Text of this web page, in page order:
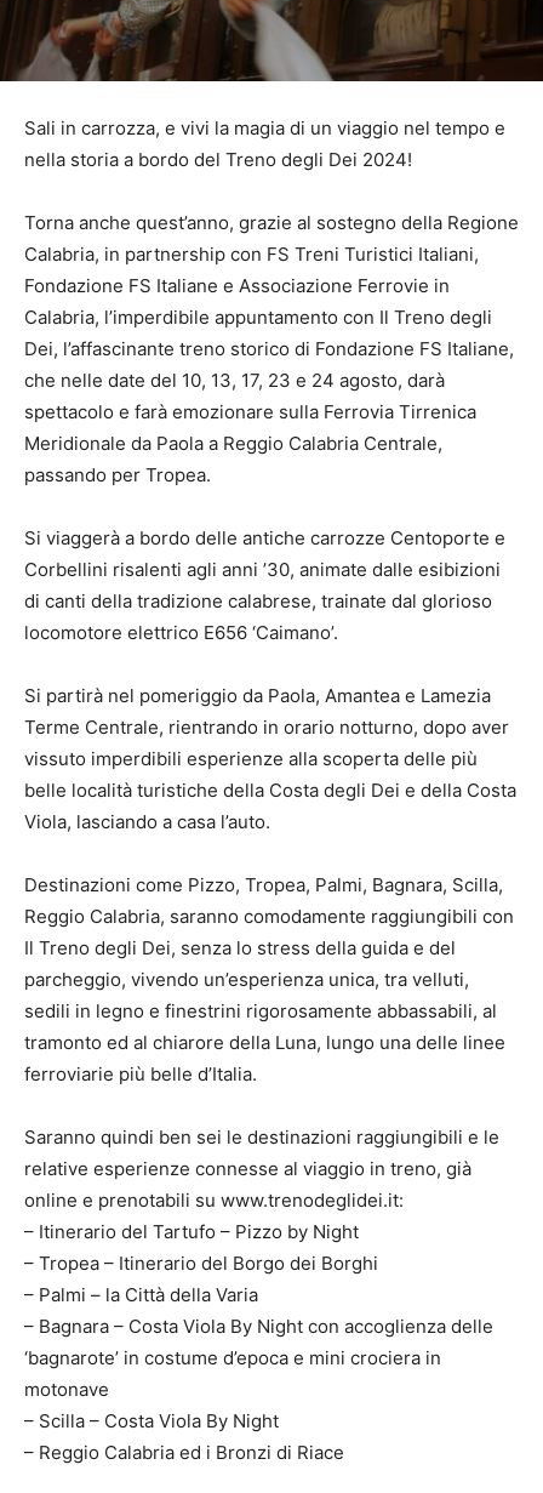
Sali in carrozza, e vivi la magia di un viaggio nel tempo e
nella storia a bordo del Treno degli Dei 2024!
Torna anche quest’anno, grazie al sostegno della Regione
Calabria, in partnership con FS Treni Turistici Italiani,
Fondazione FS Italiane e Associazione Ferrovie in
Calabria, l’imperdibile appuntamento con Il Treno degli
Dei, l’affascinante treno storico di Fondazione FS Italiane,
che nelle date del 10, 13, 17, 23 e 24 agosto, darà
spettacolo e farà emozionare sulla Ferrovia Tirrenica
Meridionale da Paola a Reggio Calabria Centrale,
passando per Tropea.
Si viaggerà a bordo delle antiche carrozze Centoporte e
Corbellini risalenti agli anni ’30, animate dalle esibizioni
di canti della tradizione calabrese, trainate dal glorioso
locomotore elettrico E656 ‘Caimano’.
Si partirà nel pomeriggio da Paola, Amantea e Lamezia
Terme Centrale, rientrando in orario notturno, dopo aver
vissuto imperdibili esperienze alla scoperta delle più
belle località turistiche della Costa degli Dei e della Costa
Viola, lasciando a casa l’auto.
Destinazioni come Pizzo, Tropea, Palmi, Bagnara, Scilla,
Reggio Calabria, saranno comodamente raggiungibili con
Il Treno degli Dei, senza lo stress della guida e del
parcheggio, vivendo un’esperienza unica, tra velluti,
sedili in legno e finestrini rigorosamente abbassabili, al
tramonto ed al chiarore della Luna, lungo una delle linee
ferroviarie più belle d’Italia.
Saranno quindi ben sei le destinazioni raggiungibili e le
relative esperienze connesse al viaggio in treno, già
online e prenotabili su www.trenodeglidei.it:
– Itinerario del Tartufo – Pizzo by Night
– Tropea – Itinerario del Borgo dei Borghi
– Palmi – la Città della Varia
– Bagnara – Costa Viola By Night con accoglienza delle
‘bagnarote’ in costume d’epoca e mini crociera in
motonave
– Scilla – Costa Viola By Night
– Reggio Calabria ed i Bronzi di Riace